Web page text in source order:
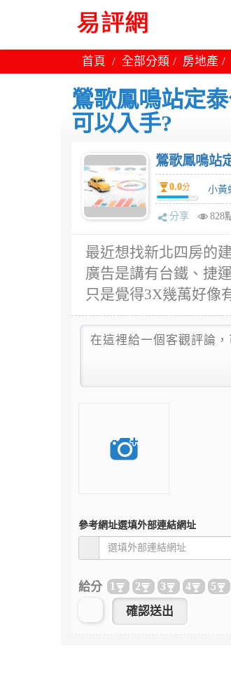
首頁 全部分類 房地產
鶯歌鳳鳴站定
可以入手?
鶯歌鳳鳴站
0.0分 小黃
分享 828
最近想找新北四房的
廣告是講有台鐵、捷
只是覺得3X幾萬好像
參考網址選填外部連結網址
給分 1 2 3 4 5